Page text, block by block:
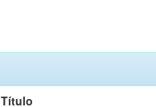
Título